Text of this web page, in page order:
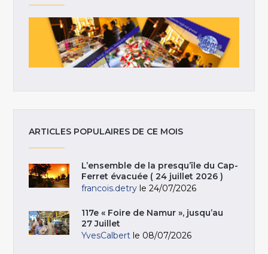
ARTICLES POPULAIRES DE CE MOIS
L’ensemble de la presqu’île du Cap-
Ferret évacuée ( 24 juillet 2026 )
francois.detry le 24/07/2026
117e « Foire de Namur », jusqu’au
27 Juillet
YvesCalbert le 08/07/2026